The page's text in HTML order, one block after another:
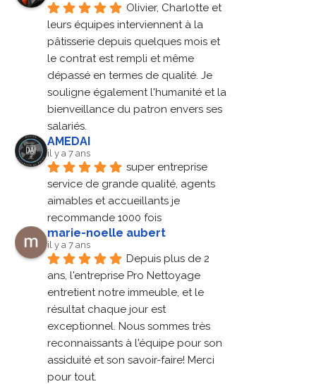
Olivier, Charlotte et
leurs équipes interviennent à la
pâtisserie depuis quelques mois et
le contrat est rempli et même
dépassé en termes de qualité. Je
souligne également l'humanité et la
bienveillance du patron envers ses
salariés.
AMEDAI
il y a 7 ans
super entreprise
service de grande qualité, agents
aimables et accueillants je
recommande 1000 fois
marie-noelle aubert
il y a 7 ans
Depuis plus de 2
ans, l'entreprise Pro Nettoyage
entretient notre immeuble, et le
résultat chaque jour est
exceptionnel. Nous sommes très
reconnaissants à l'équipe pour son
assiduité et son savoir-faire! Merci
pour tout.